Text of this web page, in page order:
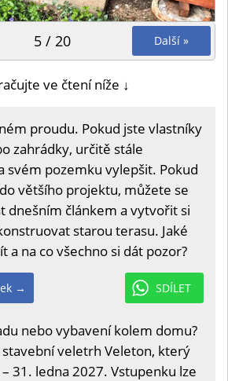
Další »
5 / 20
ve čtení níže ↓
proudu. Pokud jste vlastníky
zahrádky, určitě stále
svém pozemku vylepšit. Pokud
většího projektu, můžete se
dnešním článkem a vytvořit si
starou terasu. Jaké
a na co všechno si dát pozor?
SDÍLET
→
nebo vybavení kolem domu?
veletrh Veleton, který
31. ledna 2027. Vstupenku lze